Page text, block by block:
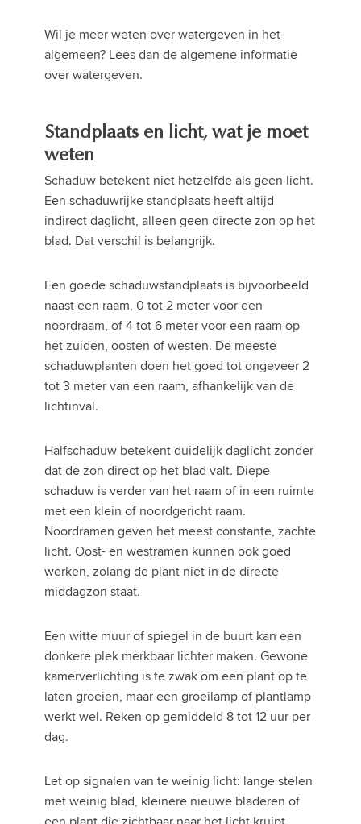
Wil je meer weten over watergeven in het
algemeen? Lees dan de algemene informatie
over watergeven.
Standplaats en licht, wat je moet
weten
Schaduw betekent niet hetzelfde als geen licht.
Een schaduwrijke standplaats heeft altijd
indirect daglicht, alleen geen directe zon op het
blad. Dat verschil is belangrijk.
Een goede schaduwstandplaats is bijvoorbeeld
naast een raam, 0 tot 2 meter voor een
noordraam, of 4 tot 6 meter voor een raam op
het zuiden, oosten of westen. De meeste
schaduwplanten doen het goed tot ongeveer 2
tot 3 meter van een raam, afhankelijk van de
lichtinval.
Halfschaduw betekent duidelijk daglicht zonder
dat de zon direct op het blad valt. Diepe
schaduw is verder van het raam of in een ruimte
met een klein of noordgericht raam.
Noordramen geven het meest constante, zachte
licht. Oost- en westramen kunnen ook goed
werken, zolang de plant niet in de directe
middagzon staat.
Een witte muur of spiegel in de buurt kan een
donkere plek merkbaar lichter maken. Gewone
kamerverlichting is te zwak om een plant op te
laten groeien, maar een groeilamp of plantlamp
werkt wel. Reken op gemiddeld 8 tot 12 uur per
dag.
Let op signalen van te weinig licht: lange stelen
met weinig blad, kleinere nieuwe bladeren of